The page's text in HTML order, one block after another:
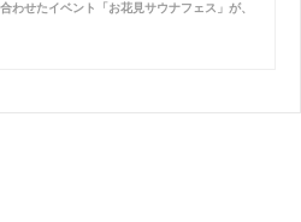
わせたイベント「お花見サウナフェス」が、